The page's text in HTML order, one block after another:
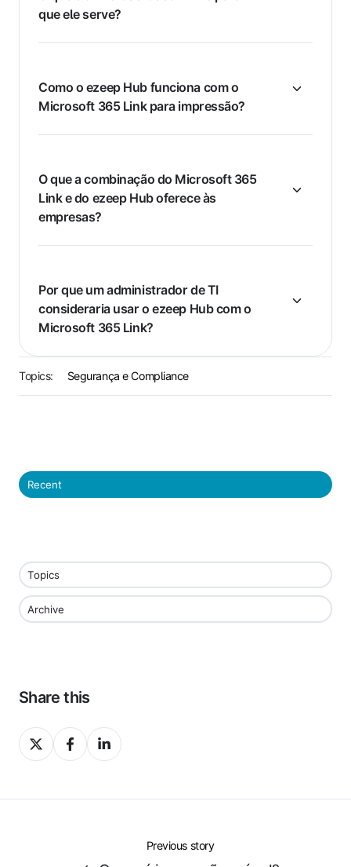
que ele serve?
Como o ezeep Hub funciona com o
Microsoft 365 Link para impressão?
O que a combinação do Microsoft 365
Link e do ezeep Hub oferece às
empresas?
Por que um administrador de TI
consideraria usar o ezeep Hub com o
Microsoft 365 Link?
Topics: Segurança e Compliance
Recent
Topics
Archive
Share this
Share
on
Share
on
Share
on
Previous story